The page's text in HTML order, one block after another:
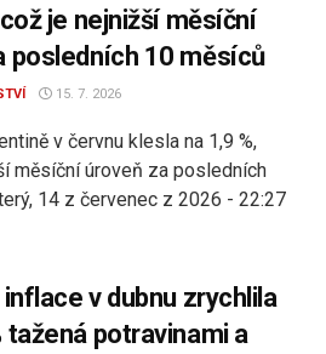
je nejnižší měsíční
posledních 10 měsíců
15. 7. 2026
v červnu klesla na 1,9 %,
měsíční úroveň za posledních
14 z červenec z 2026 - 22:27
v dubnu zrychlila
tažená potravinami a